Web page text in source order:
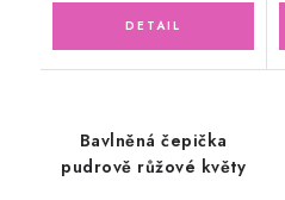
Bavlněná čepička
pudrově růžové květy